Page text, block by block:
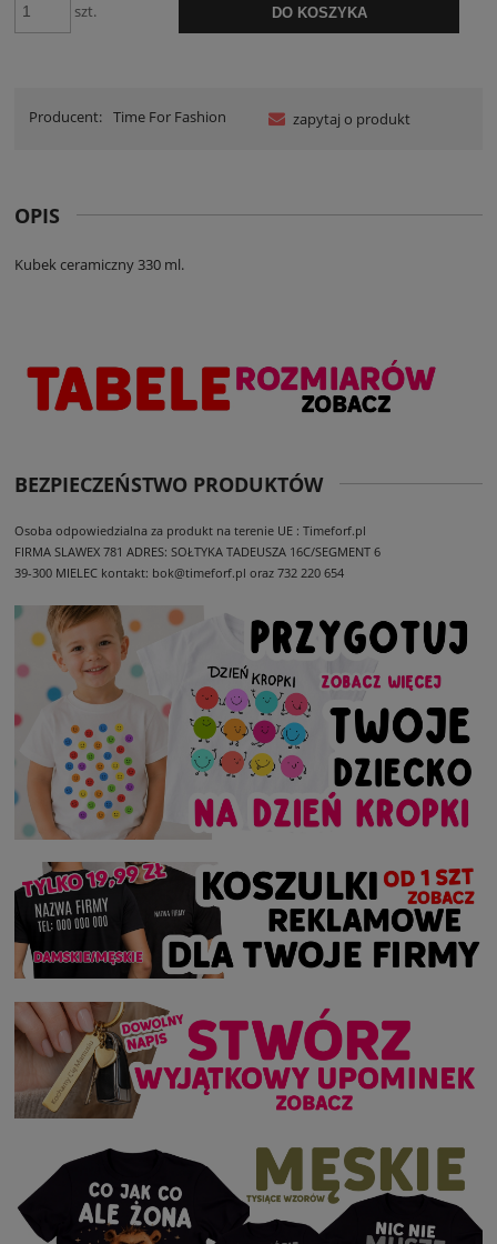
szt. DO KOSZYKA
Producent: Time For Fashion zapytaj o produkt
OPIS
Kubek ceramiczny 330 ml.
BEZPIECZEŃSTWO PRODUKTÓW
Osoba odpowiedzialna za produkt na terenie UE : Timeforf.pl
FIRMA SLAWEX 781 ADRES: SOŁTYKA TADEUSZA 16C/SEGMENT 6
39-300 MIELEC kontakt: bok@timeforf.pl oraz 732 220 654